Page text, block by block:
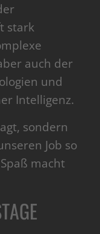
stark
auch der
und
Intelligenz.
sondern
Job so
macht